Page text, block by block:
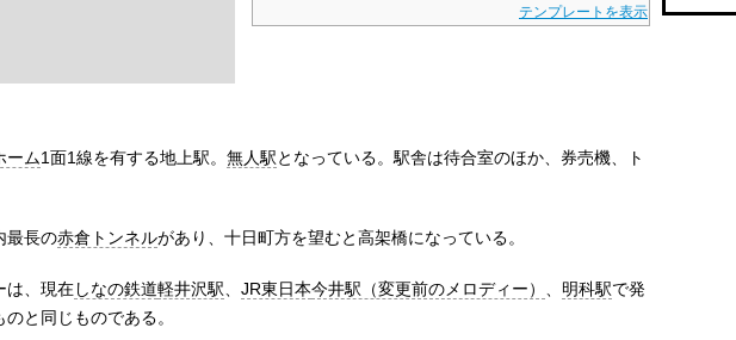
テンプレートを表示
ーム1面1線を有する地上駅。 無人駅となっている。駅舎は待合室のほか、券売機、ト
最長の赤倉トンネルがあり、十日町方を望むと高架橋になっている。
は、現在しなの鉄道軽井沢駅 JR東日本今井駅（変更前のメロディー） 明科駅で発
と同じものである。